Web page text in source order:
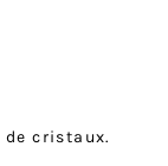
cristaux.